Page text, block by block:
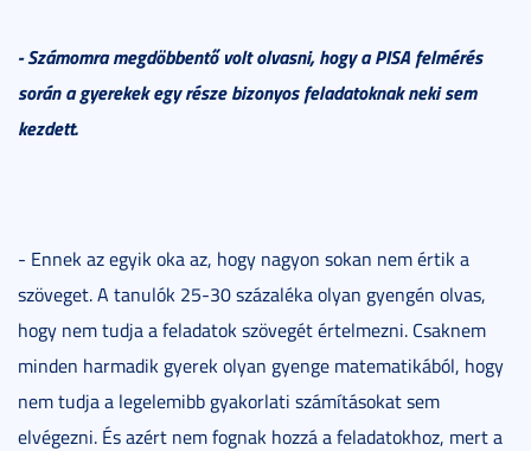
- Számomra megdöbbentő volt olvasni, hogy a PISA felmérés
során a gyerekek egy része bizonyos feladatoknak neki sem
kezdett.
- Ennek az egyik oka az, hogy nagyon sokan nem értik a
szöveget. A tanulók 25-30 százaléka olyan gyengén olvas,
hogy nem tudja a feladatok szövegét értelmezni. Csaknem
minden harmadik gyerek olyan gyenge matematikából, hogy
nem tudja a legelemibb gyakorlati számításokat sem
elvégezni. És azért nem fognak hozzá a feladatokhoz, mert a